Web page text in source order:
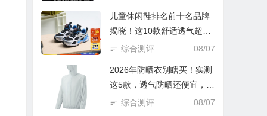
儿童休闲鞋排名前十名品牌
揭晓！这10款舒适透气超好
穿
08/07
综合测评
2026年防晒衣别瞎买！实测
这5款，透气防晒还便宜，谁
踩坑谁后悔！
08/07
综合测评